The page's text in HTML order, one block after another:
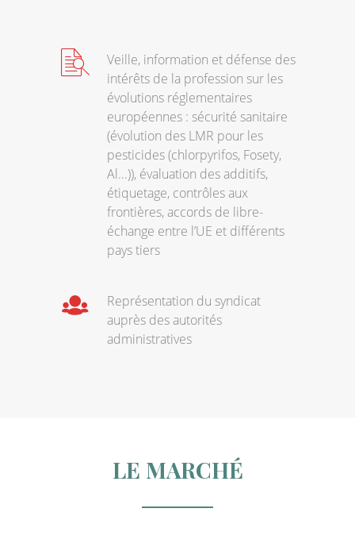
Veille, information et défense des
intérêts de la profession sur les
évolutions réglementaires
européennes : sécurité sanitaire
(évolution des LMR pour les
pesticides (chlorpyrifos, Fosety,
Al...)), évaluation des additifs,
étiquetage, contrôles aux
frontières, accords de libre-
échange entre l’UE et différents
pays tiers
Représentation du syndicat
auprès des autorités
administratives
LE MARCHÉ